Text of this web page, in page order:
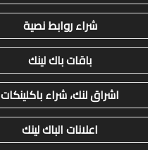
شراء روابط نصية
باقات باك لينك
اشراق لنك، شراء باكلينكات
اعلانات الباك لينك